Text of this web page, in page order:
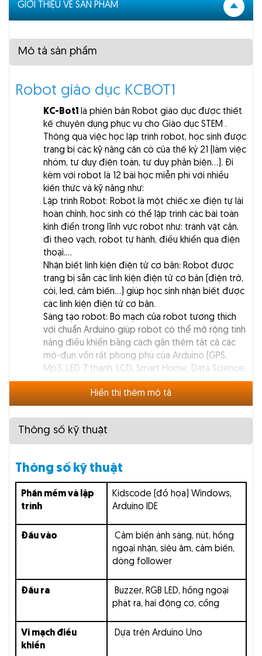
GIỚI THIỆU VỀ SẢN PHẨM
Mô tả sản phẩm
Robot giáo dục KCBOT1
KC-Bot1
là phiên bản Robot giáo dục được thiết
kế chuyên dụng phục vụ cho Giáo dục STEM .
Thông qua việc học lập trình robot, học sinh được
trang bị các kỹ năng cần có của thế kỷ 21 (làm việc
nhóm, tư duy điện toán, tư duy phản biện…). Đi
kèm với robot là 12 bài học miễn phí với nhiều
kiến thức và kỹ năng như:
Lập trình Robot: Robot là một chiếc xe điện tự lái
hoàn chỉnh, học sinh có thể lập trình các bài toán
kinh điển trong lĩnh vực robot như: tránh vật cản,
đi theo vạch, robot tự hành, điều khiển qua điện
thoại.…
Nhận biết linh kiện điện tử cơ bản: Robot được
trang bị sẵn các linh kiện điện tử cơ bản (điện trở,
còi, led, cảm biến…) giúp học sinh nhận biết được
các linh kiện điện tử cơ bản.
Sáng tạo robot: Bo mạch của robot tương thích
với chuẩn Arduino giúp robot có thể mở rộng tính
năng điều khiển bằng cách gắn thêm tất cả các
mô-đun vốn rất phong phú của Arduino (GPS,
Mp3, LED 7 thanh, LCD, Smart Home, Data Science,
Sensor…); Khung robot được đặt sẵn các phần
ghép nối để gắn thêm Tay gắp, Súng bắn bóng,
Máy bắn đá… giúp robot có thể thực hiện được
nhiều nhiệm vụ cụ thể, thỏa sức cho học sinh sáng
tạo.
Hiển thị thêm mô tả
Thông số kỹ thuật
Thông số kỹ thuật
Phần mềm và lập
trình
Kidscode (đồ họa) Windows,
Arduino IDE
Đầu vào
Cảm biến ánh sáng, nút, hồng
ngoại nhận, siêu âm, cảm biến,
dòng follower
Đầu ra
Buzzer, RGB LED, hồng ngoại
phát ra, hai động cơ, cổng
Vi mạch điều
khiển
Dựa trên Arduino Uno